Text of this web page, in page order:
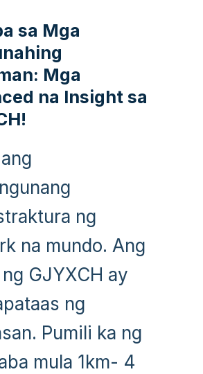
sa Mga
Mga
na Insight sa
ng
na mundo. Ang
GJYXCH ay
ng
Pumili ka ng
mula 1km- 4